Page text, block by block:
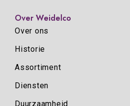
Over Weidelco
Over ons
Historie
Assortiment
Diensten
Duurzaamheid